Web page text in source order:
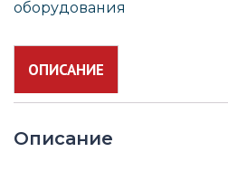
для
оборудования
ОПИСАНИЕ
Описание